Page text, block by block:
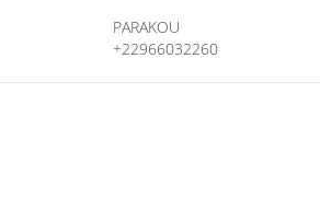
PARAKOU
+22966032260